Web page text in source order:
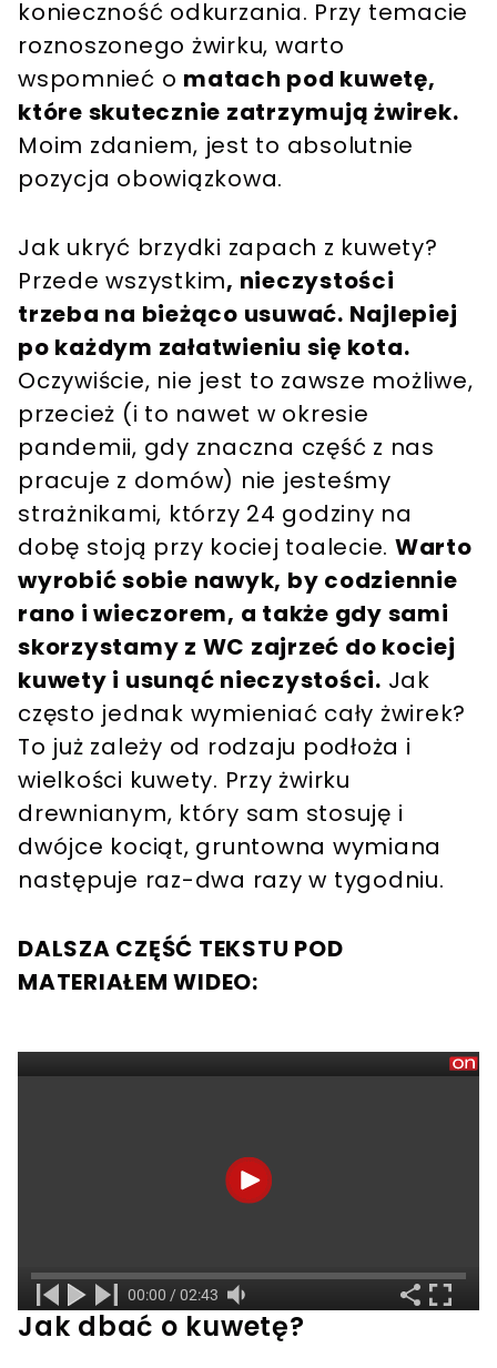
konieczność odkurzania. Przy temacie
roznoszonego żwirku, warto
wspomnieć o matach pod kuwetę,
które skutecznie zatrzymują żwirek.
Moim zdaniem, jest to absolutnie
pozycja obowiązkowa.
Jak ukryć brzydki zapach z kuwety?
Przede wszystkim, nieczystości
trzeba na bieżąco usuwać. Najlepiej
po każdym załatwieniu się kota.
Oczywiście, nie jest to zawsze możliwe,
przecież (i to nawet w okresie
pandemii, gdy znaczna część z nas
pracuje z domów) nie jesteśmy
strażnikami, którzy 24 godziny na
dobę stoją przy kociej toalecie. Warto
wyrobić sobie nawyk, by codziennie
rano i wieczorem, a także gdy sami
skorzystamy z WC zajrzeć do kociej
kuwety i usunąć nieczystości. Jak
często jednak wymieniać cały żwirek?
To już zależy od rodzaju podłoża i
wielkości kuwety. Przy żwirku
drewnianym, który sam stosuję i
dwójce kociąt, gruntowna wymiana
następuje raz-dwa razy w tygodniu.
DALSZA CZĘŚĆ TEKSTU POD
MATERIAŁEM WIDEO:
Jak dbać o kuwetę?